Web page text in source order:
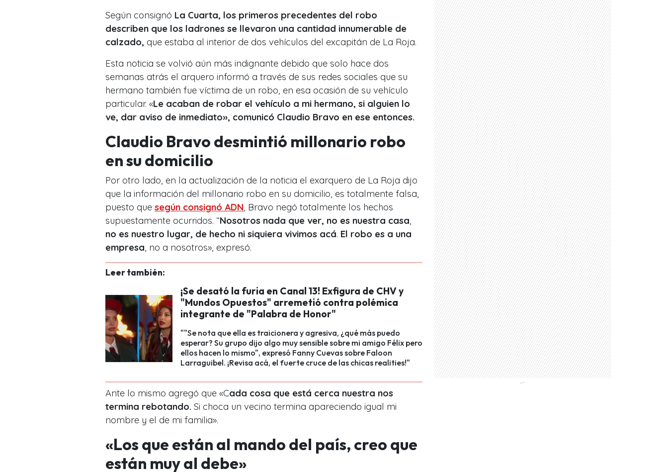
Según consignó La Cuarta, los primeros precedentes del robo
describen que los ladrones se llevaron una cantidad innumerable de
calzado, que estaba al interior de dos vehículos del excapitán de La Roja.
Esta noticia se volvió aún más indignante debido que solo hace dos
semanas atrás el arquero informó a través de sus redes sociales que su
hermano también fue víctima de un robo, en esa ocasión de su vehículo
particular. «Le acaban de robar el vehículo a mi hermano, si alguien lo
ve, dar aviso de inmediato», comunicó Claudio Bravo en ese entonces.
Claudio Bravo desmintió millonario robo
en su domicilio
Por otro lado, en la actualización de la noticia el exarquero de La Roja dijo
que la información del millonario robo en su domicilio, es totalmente falsa,
puesto que según consignó ADN , Bravo negó totalmente los hechos
supuestamente ocurridos. “Nosotros nada que ver, no es nuestra casa
no es nuestro lugar, de hecho ni siquiera vivimos acá. El robo es a una
empresa , no a nosotros», expresó.
Leer también:
¡Se desató la furia en Canal 13! Exfigura de CHV y
"Mundos Opuestos" arremetió contra polémica
integrante de "Palabra de Honor"
""Se nota que ella es traicionera y agresiva, ¿qué más puedo
esperar? Su grupo dijo algo muy sensible sobre mi amigo Félix pero
ellos hacen lo mismo", expresó Fanny Cuevas sobre Faloon
Larraguibel. ¡Revisa acá, el fuerte cruce de las chicas realities!"
Ante lo mismo agregó que «Cada cosa que está cerca nuestra nos
termina rebotando. Si choca un vecino termina apareciendo igual mi
nombre y el de mi familia».
«Los que están al mando del país, creo que
están muy al debe»